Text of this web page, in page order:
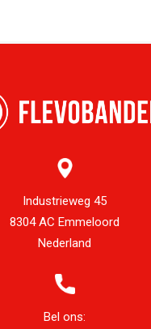
Industrieweg 45
8304 AC Emmeloord
Nederland
Bel ons: